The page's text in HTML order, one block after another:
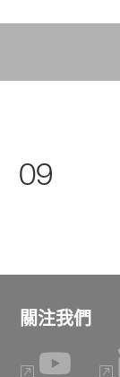
09
關注我們